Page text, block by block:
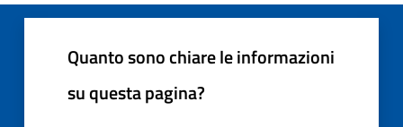
Quanto sono chiare le informazioni
su questa pagina?